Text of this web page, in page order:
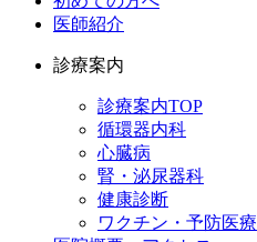
医師紹介
診療案内
診療案内TOP
循環器内科
心臓病
腎・泌尿器科
健康診断
ワクチン・予防医療